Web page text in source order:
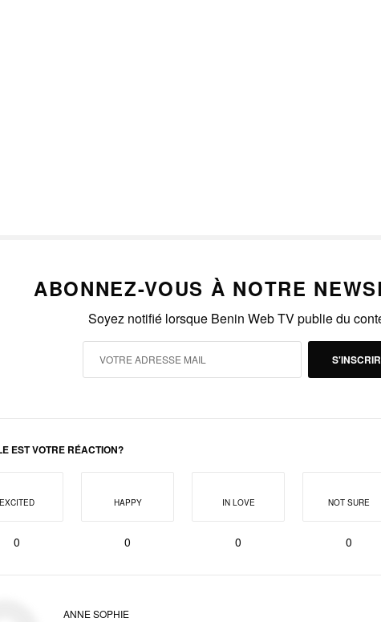
ABONNEZ-VOUS À NOTRE
Soyez notifié lorsque Benin Web TV publie du
EST VOTRE RÉACTION?
EXCITED
0
HAPPY
0
IN LOVE
0
NOT SURE
0
ANNE SOPHIE